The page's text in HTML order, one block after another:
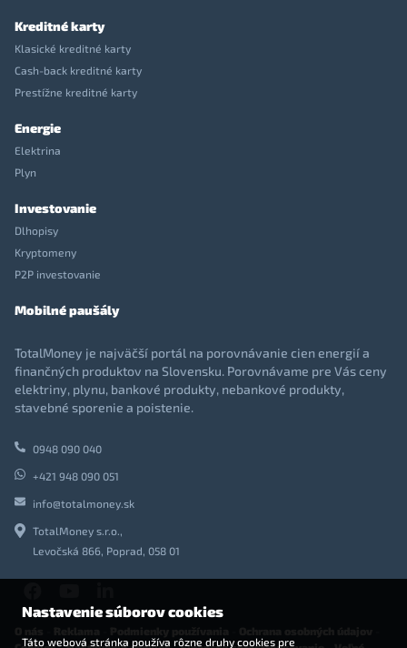
Kreditné karty
Klasické kreditné karty
Cash-back kreditné karty
Prestížne kreditné karty
Energie
Elektrina
Plyn
Investovanie
Dlhopisy
Kryptomeny
P2P investovanie
Mobilné paušály
TotalMoney je najväčší portál na porovnávanie cien energií a
finančných produktov na Slovensku. Porovnávame pre Vás ceny
elektriny, plynu, bankové produkty, nebankové produkty,
stavebné sporenie a poistenie.
0948 090 040
+421 948 090 051
info@totalmoney.sk
TotalMoney s.r.o.,
Levočská 866, Poprad, 058 01
Nastavenie súborov cookies
Táto webová stránka používa rôzne druhy cookies pre